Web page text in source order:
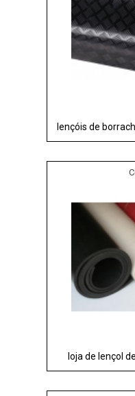
lençóis de
loja de lençol